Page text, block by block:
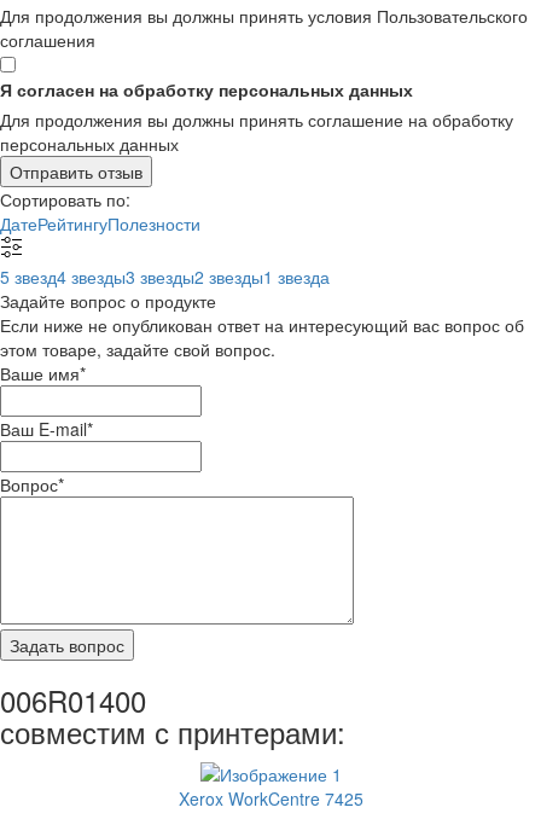
Для продолжения вы должны принять условия Пользовательского
соглашения
Я согласен на обработку персональных данных
Для продолжения вы должны принять соглашение на обработку
персональных данных
Отправить отзыв
Сортировать по:
ДатеРейтингуПолезности
5 звезд4 звезды3 звезды2 звезды1 звезда
Задайте вопрос о продукте
Если ниже не опубликован ответ на интересующий вас вопрос об
этом товаре, задайте свой вопрос.
Ваше имя*
Ваш E-mail*
Вопрос*
006R01400
совместим с принтерами:
Xerox WorkCentre 7425